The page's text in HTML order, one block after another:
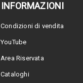
INFORMAZIONI
Condizioni di vendita
YouTube
Area Riservata
Cataloghi